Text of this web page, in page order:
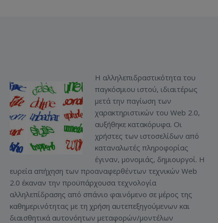
Η αλληλεπιδραστικότητα του
παγκόσμιου ιστού, ιδιαιτέρως
μετά την παγίωση των
χαρακτηριστικών του Web 2.0,
αυξήθηκε κατακόρυφα. Οι
χρήστες των ιστοσελίδων από
καταναλωτές πληροφορίας
έγιναν, μονομιάς, δημιουργοί. Η
ευρεία απήχηση των προαναφερθέντων τεχνικών Web
2.0 έκαναν την προϋπάρχουσα τεχνολογία
αλληλεπίδρασης από σπάνιο φαινόμενο σε μέρος της
καθημερινότητας με τη χρήση αυτεπεξηγούμενων και
διαισθητικά αυτονόητων μεταφορών/μοντέλων